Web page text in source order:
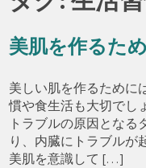
美肌を作るた
美しい肌を作るために
慣や食生活も大切でし
トラブルの原因となる
り、内臓にトラブルが
美肌を意識して […]